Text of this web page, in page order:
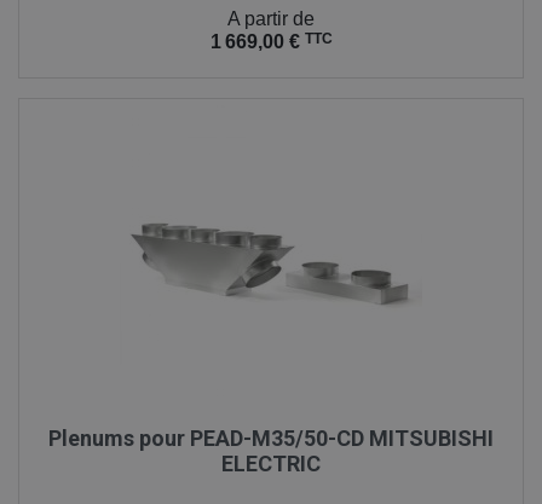
A partir de
1 669,00 € TTC
Plenums pour PEAD-M35/50-CD MITSUBISHI
ELECTRIC